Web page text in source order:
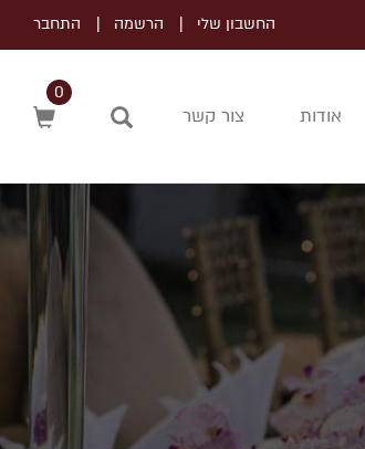
החשבון שלי הרשמה התחבר
אודות צור קשר
0